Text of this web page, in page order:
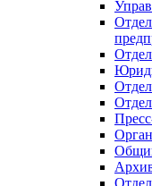
Отдел